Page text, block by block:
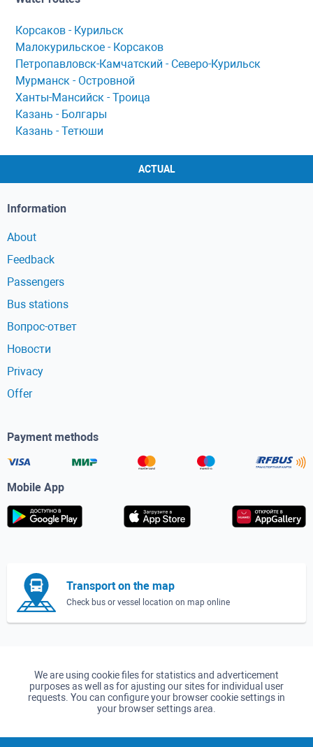
Корсaков - Курильск
Мaлокурильское - Корсaков
Петропaвловск-Кaмчaтский - Северо-Курильск
Мурманск - Островной
Ханты-Мансийск - Троица
Казань - Болгары
Казань - Тетюши
ACTUAL
Information
About
Feedback
Passengers
Bus stations
Вопрос-ответ
Новости
Privacy
Offer
Payment methods
Mobile App
Transport on the map
Check bus or vessel location on map online
We are using cookie files for statistics and adverticement
purposes as well as for ajusting our sites for individual user
requests. You can configure your browser cookie settings in
your browser settings area.